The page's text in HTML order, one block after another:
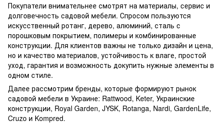
Покупатели внимательнее смотрят на материалы, сервис и
долговечность садовой мебели. Спросом пользуются
искусственный ротанг, дерево, алюминий, сталь с
порошковым покрытием, полимеры и комбинированные
конструкции. Для клиентов важны не только дизайн и цена,
но и качество материалов, устойчивость к влаге, простой
уход, гарантия и возможность докупить нужные элементы в
одном стиле.
Далее рассмотрим бренды, которые формируют рынок
садовой мебели в Украине: Rattwood, Keter, Украинские
конструкции, Royal Garden, JYSK, Rotanga, Nardi, GardenLife,
Cruzo и Kompred.